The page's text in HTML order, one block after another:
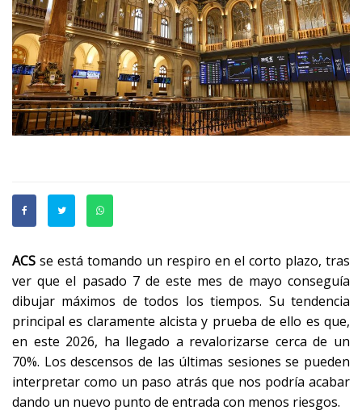
ACS se está tomando un respiro en el corto plazo, tras
ver que el pasado 7 de este mes de mayo conseguía
dibujar máximos de todos los tiempos. Su tendencia
principal es claramente alcista y prueba de ello es que,
en este 2026, ha llegado a revalorizarse cerca de un
70%. Los descensos de las últimas sesiones se pueden
interpretar como un paso atrás que nos podría acabar
dando un nuevo punto de entrada con menos riesgos.